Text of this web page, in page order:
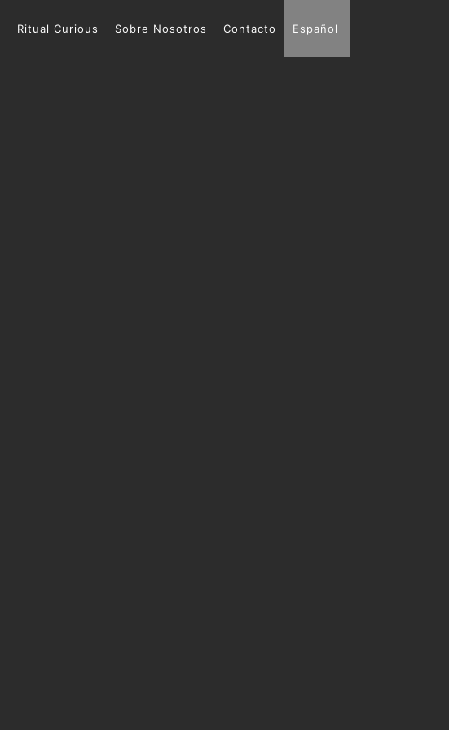
Ritual Curious Sobre Nosotros Contacto Español